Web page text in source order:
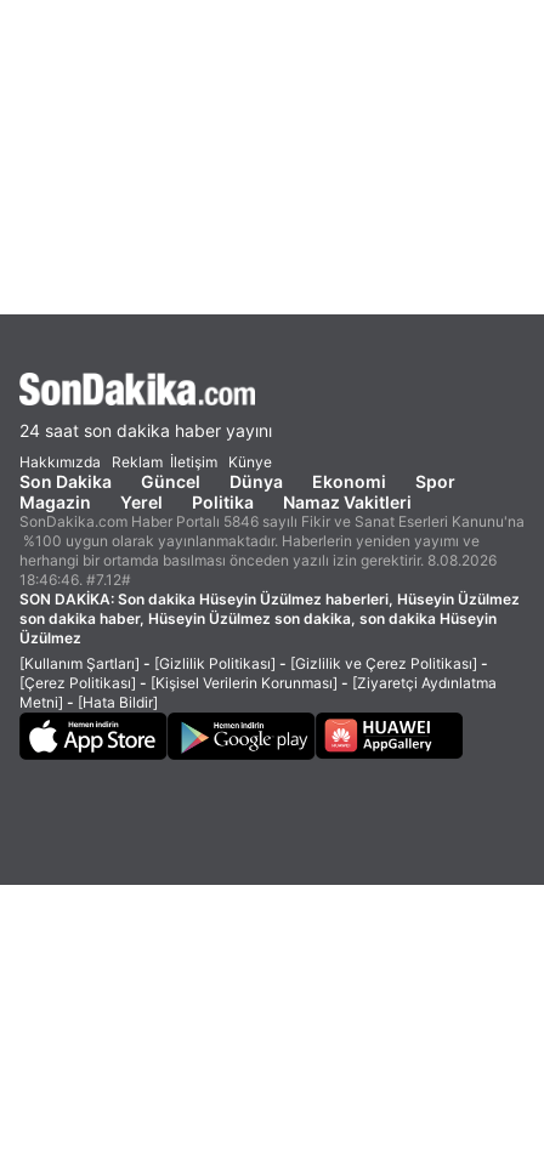
24 saat son dakika haber yayını
Hakkımızda Reklam İletişim Künye
Son Dakika Güncel Dünya Ekonomi
Spor
Magazin
Yerel Politika Namaz Vakitleri
SonDakika.com Haber Portalı 5846 sayılı Fikir ve Sanat Eserleri Kanunu'na
%100 uygun olarak yayınlanmaktadır. Haberlerin yeniden yayımı ve
herhangi bir ortamda basılması önceden yazılı izin gerektirir. 8.08.2026
18:46:46. #7.12#
SON DAKİKA: Son dakika Hüseyin Üzülmez haberleri, Hüseyin Üzülmez
son dakika haber, Hüseyin Üzülmez son dakika, son dakika Hüseyin
Üzülmez
[Kullanım Şartları] - [Gizlilik Politikası] - [Gizlilik ve Çerez Politikası] -
[Çerez Politikası] - [Kişisel Verilerin Korunması] - [Ziyaretçi Aydınlatma
Metni] - [Hata Bildir]